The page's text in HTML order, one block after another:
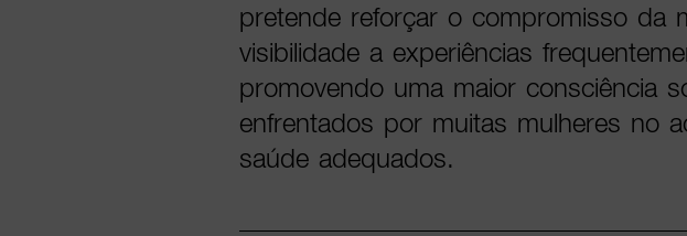
pretende reforçar o compromisso da
visibilidade a experiências
promovendo uma maior consciência
enfrentados por muitas mulheres no
saúde adequados.